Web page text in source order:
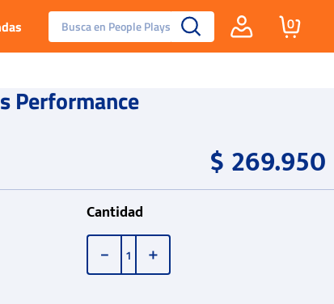
Busca en People Plays
Reebok Fashion
0
Performance
$269.950
Cantidad
＋
－